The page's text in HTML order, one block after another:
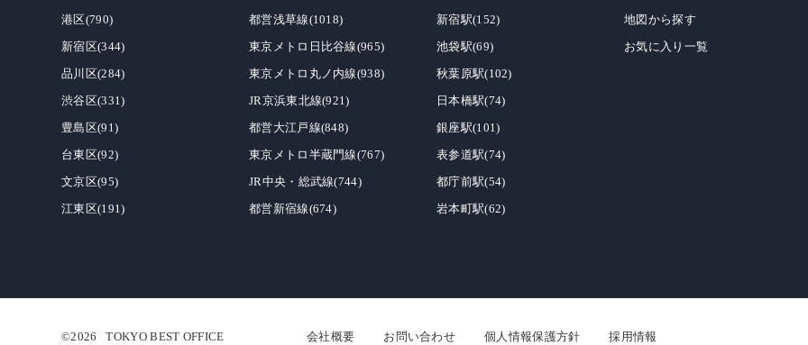
港区(790)
新宿区(344)
品川区(284)
渋谷区(331)
豊島区(91)
台東区(92)
文京区(95)
江東区(191)
都営浅草線(1018)
東京メトロ日比谷線(965)
東京メトロ丸ノ内線(938)
JR京浜東北線(921)
都営大江戸線(848)
東京メトロ半蔵門線(767)
JR中央・総武線(744)
都営新宿線(674)
新宿駅(152)
池袋駅(69)
秋葉原駅(102)
日本橋駅(74)
銀座駅(101)
表参道駅(74)
都庁前駅(54)
岩本町駅(62)
地図から探す
お気に入り一覧
会社概要 お問い合わせ 個人情報保護方針 採用情報
©2026TOKYO BEST OFFICE